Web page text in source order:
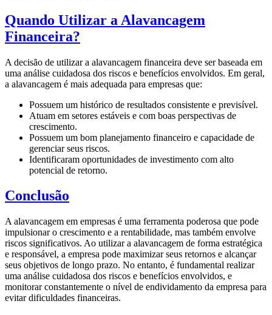
Quando Utilizar a Alavancagem
Financeira?
A decisão de utilizar a alavancagem financeira deve ser baseada em
uma análise cuidadosa dos riscos e benefícios envolvidos. Em geral,
a alavancagem é mais adequada para empresas que:
Possuem um histórico de resultados consistente e previsível.
Atuam em setores estáveis e com boas perspectivas de
crescimento.
Possuem um bom planejamento financeiro e capacidade de
gerenciar seus riscos.
Identificaram oportunidades de investimento com alto
potencial de retorno.
Conclusão
A alavancagem em empresas é uma ferramenta poderosa que pode
impulsionar o crescimento e a rentabilidade, mas também envolve
riscos significativos. Ao utilizar a alavancagem de forma estratégica
e responsável, a empresa pode maximizar seus retornos e alcançar
seus objetivos de longo prazo. No entanto, é fundamental realizar
uma análise cuidadosa dos riscos e benefícios envolvidos, e
monitorar constantemente o nível de endividamento da empresa para
evitar dificuldades financeiras.